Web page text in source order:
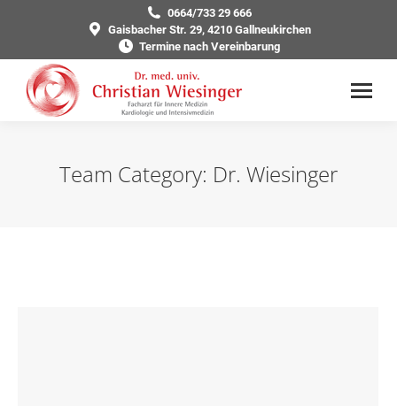
0664/733 29 666
Gaisbacher Str. 29, 4210 Gallneukirchen
Termine nach Vereinbarung
Team Category: Dr. Wiesinger